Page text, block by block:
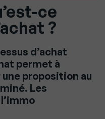
ce
?
d’achat
permet à
proposition au
Les